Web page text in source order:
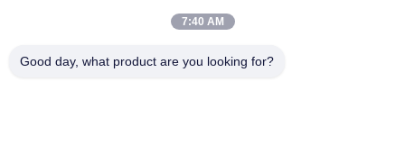
Nylongewebe
7:40 AM
Good day, what product are you looking for?